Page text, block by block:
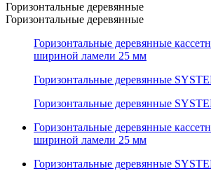
Горизонтальные деревянные
Горизонтальные деревянные
Горизонтальные деревянные
шириной ламели 25 мм
Горизонтальные деревянные
Горизонтальные деревянные
Горизонтальные деревянные
шириной ламели 25 мм
Горизонтальные деревянные